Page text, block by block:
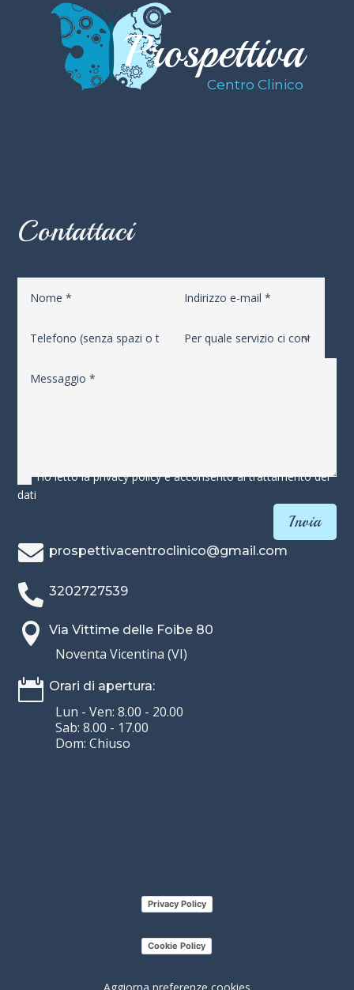
Prospettiva
Centro Clinico
Contattaci
 prospettivacentroclinico@gmail.com
 3202727539
 Via Vittime delle Foibe 80
Noventa Vicentina (VI)
 Orari di apertura:
Lun - Ven: 8.00 - 20.00
Sab: 8.00 - 17.00
Dom: Chiuso
Ho letto la privacy policy e acconsento al trattamento dei
dati
Invia
Privacy Policy
Cookie Policy